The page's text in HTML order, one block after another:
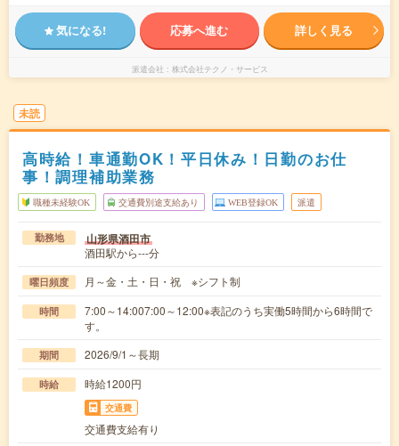
気になる! 応募へ進む 詳しく見る
派遣会社 株式会社テクノ・サービス
未読
高時給！車通勤OK！平日休み！日勤のお仕
事！調理補助業務
職種未経験OK 交通費別途支給あり WEB登録OK 派遣
勤務地 山形県酒田市
酒田駅から---分
曜日頻度 月～金・土・日・祝 ※シフト制
時間
7:00～14:007:00～12:00※表記のうち実働5時間から6時間で
す。
期間 2026/9/1～長期
時給 時給1200円
交通費
交通費支給有り